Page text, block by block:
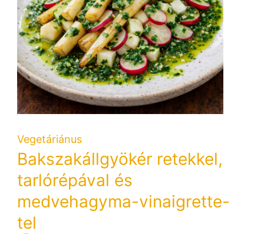
Vegetáriánus
Bakszakállgyökér retekkel,
tarlórépával és
medvehagyma-vinaigrette-
tel